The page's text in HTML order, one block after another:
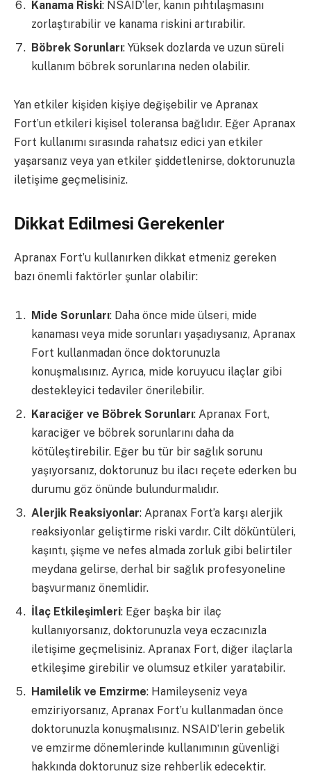
Kanama Riski: NSAID’ler, kanın pıhtılaşmasını
zorlaştırabilir ve kanama riskini artırabilir.
Böbrek Sorunları: Yüksek dozlarda ve uzun süreli
kullanım böbrek sorunlarına neden olabilir.
Yan etkiler kişiden kişiye değişebilir ve Apranax
Fort’un etkileri kişisel toleransa bağlıdır. Eğer Apranax
Fort kullanımı sırasında rahatsız edici yan etkiler
yaşarsanız veya yan etkiler şiddetlenirse, doktorunuzla
iletişime geçmelisiniz.
Dikkat Edilmesi Gerekenler
Apranax Fort’u kullanırken dikkat etmeniz gereken
bazı önemli faktörler şunlar olabilir:
Mide Sorunları: Daha önce mide ülseri, mide
kanaması veya mide sorunları yaşadıysanız, Apranax
Fort kullanmadan önce doktorunuzla
konuşmalısınız. Ayrıca, mide koruyucu ilaçlar gibi
destekleyici tedaviler önerilebilir.
Karaciğer ve Böbrek Sorunları: Apranax Fort,
karaciğer ve böbrek sorunlarını daha da
kötüleştirebilir. Eğer bu tür bir sağlık sorunu
yaşıyorsanız, doktorunuz bu ilacı reçete ederken bu
durumu göz önünde bulundurmalıdır.
Alerjik Reaksiyonlar: Apranax Fort’a karşı alerjik
reaksiyonlar geliştirme riski vardır. Cilt döküntüleri,
kaşıntı, şişme ve nefes almada zorluk gibi belirtiler
meydana gelirse, derhal bir sağlık profesyoneline
başvurmanız önemlidir.
İlaç Etkileşimleri: Eğer başka bir ilaç
kullanıyorsanız, doktorunuzla veya eczacınızla
iletişime geçmelisiniz. Apranax Fort, diğer ilaçlarla
etkileşime girebilir ve olumsuz etkiler yaratabilir.
Hamilelik ve Emzirme: Hamileyseniz veya
emziriyorsanız, Apranax Fort’u kullanmadan önce
doktorunuzla konuşmalısınız. NSAID’lerin gebelik
ve emzirme dönemlerinde kullanımının güvenliği
hakkında doktorunuz size rehberlik edecektir.